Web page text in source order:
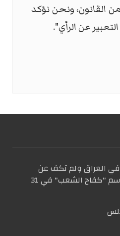
القانون، ونحن نؤكد
عن الرأي".
العراق ولم تكف عن
الصدور. عددها الأول صدر باسم "كفاح الشعب" في 31